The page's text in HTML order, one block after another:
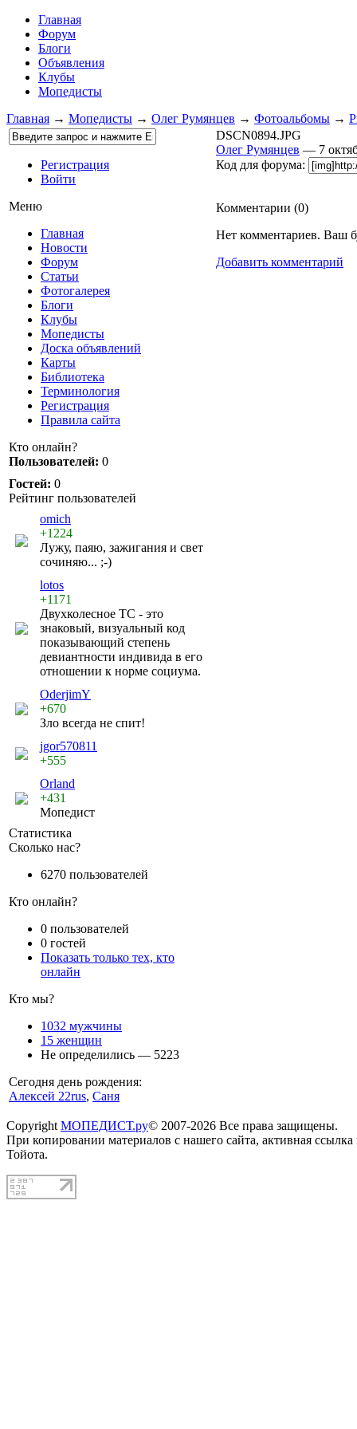
Главная
Форум
Блоги
Объявления
Клубы
Мопедисты
Главная → Мопедисты → Олег Румянцев → Фотоальбомы →
Регистрация
Войти
Меню
Главная
Новости
Форум
Статьи
Фотогалерея
Блоги
Клубы
Мопедисты
Доска объявлений
Карты
Библиотека
Терминология
Регистрация
Правила сайта
Кто онлайн?
Пользователей: 0
Гостей: 0
Рейтинг пользователей
omich
+1224
Лужу, паяю, зажигания и свет
сочиняю... ;-)
lotos
+1171
Двухколесное ТС - это
знаковый, визуальный код
показывающий степень
девиантности индивида в его
отношении к норме социума.
OderjimY
+670
Зло всегда не спит!
jgor570811
+555
Orland
+431
Мопедист
Статистика
Сколько нас?
6270 пользователей
Кто онлайн?
0 пользователей
0 гостей
Показать только тех, кто
онлайн
Кто мы?
1032 мужчины
15 женщин
Не определились — 5223
Сегодня день рождения:
Алексей 22rus, Саня
DSCN0894.JPG
Олег Румянцев — 7
Код для форума:
Комментарии (0)
Нет комментариев. Ваш
Добавить комментарий
Copyright МОПЕДИСТ.ру© 2007-2026 Все права защищены.
При копировании материалов с нашего сайта, активная
Тойота.